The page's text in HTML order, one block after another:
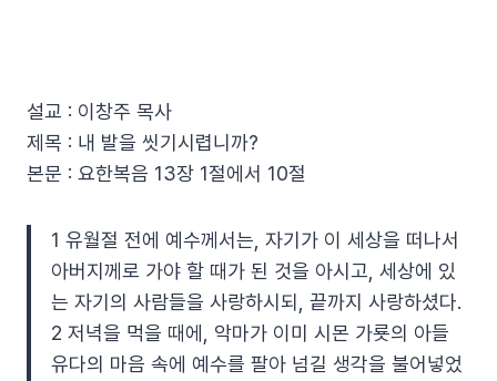
설교 : 이창주 목사
제목 : 내 발을 씻기시렵니까?
본문 : 요한복음 13장 1절에서 10절
1 유월절 전에 예수께서는, 자기가 이 세상을 떠나서
아버지께로 가야 할 때가 된 것을 아시고, 세상에 있
는 자기의 사람들을 사랑하시되, 끝까지 사랑하셨다.
2 저녁을 먹을 때에, 악마가 이미 시몬 가룟의 아들
유다의 마음 속에 예수를 팔아 넘길 생각을 불어넣었